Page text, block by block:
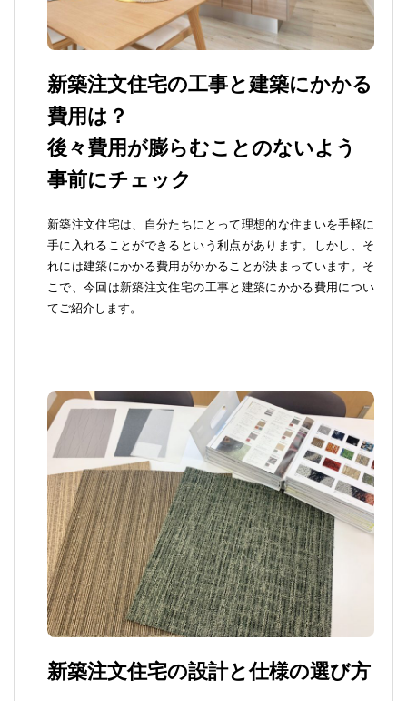
新築注文住宅の工事と建築にかかる
費用は？
後々費用が膨らむことのないよう
事前にチェック
新築注文住宅は、自分たちにとって理想的な住まいを手軽に
手に入れることができるという利点があります。しかし、そ
れには建築にかかる費用がかかることが決まっています。そ
こで、今回は新築注文住宅の工事と建築にかかる費用につい
てご紹介します。
新築注文住宅の設計と仕様の選び方